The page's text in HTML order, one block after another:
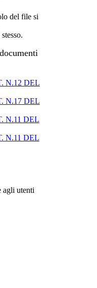
del file si
N.12 DEL
N.17 DEL
N.11 DEL
N.11 DEL
agli utenti